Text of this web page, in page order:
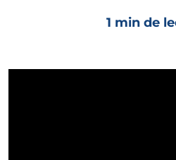
1 min de